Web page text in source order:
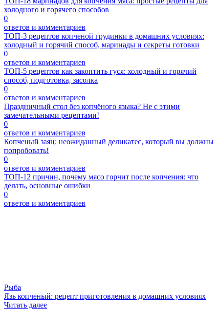
холодного и горячего способов
0
ответов и комментариев
ТОП-3 рецептов копченой грудинки в домашних условиях:
холодный и горячий способ, маринады и секреты готовки
0
ответов и комментариев
ТОП-5 рецептов как закоптить гуся: холодный и горячий
способ, подготовка, засолка
0
ответов и комментариев
Праздничный стол без копчёного языка? Не с этими
замечательными рецептами!
0
ответов и комментариев
Копченый заяц: неожиданный деликатес, который вы должны
попробовать!
0
ответов и комментариев
ТОП-12 причин, почему мясо горчит после копчения: что
делать, основные ошибки
0
ответов и комментариев
Рыба
Язь копченый: рецепт приготовления в домашних условиях
Читать далее